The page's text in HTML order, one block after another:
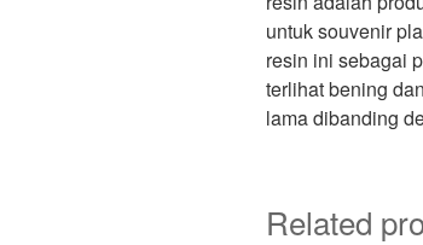
untuk souvenir
resin ini sebagai
terlihat bening
lama dibanding
Related